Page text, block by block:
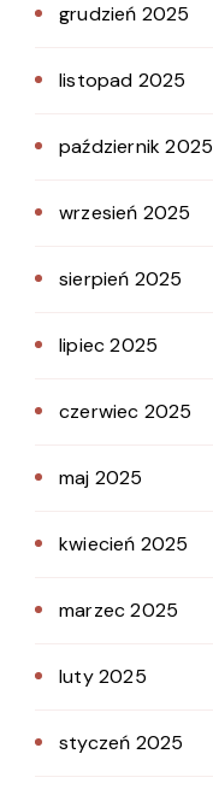
grudzień 2025
listopad 2025
październik 2025
wrzesień 2025
sierpień 2025
lipiec 2025
czerwiec 2025
maj 2025
kwiecień 2025
marzec 2025
luty 2025
styczeń 2025